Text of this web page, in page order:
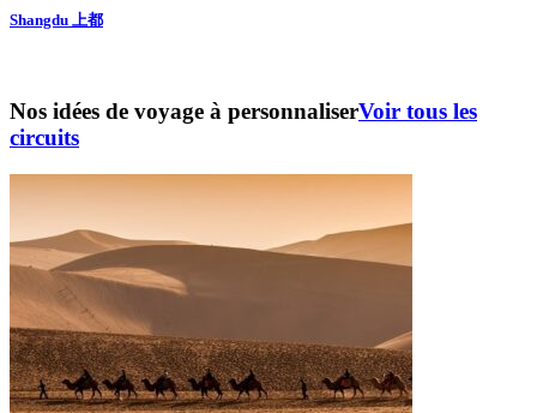
Shangdu 上都
Nos idées de voyage à personnaliserVoir tous les
circuits